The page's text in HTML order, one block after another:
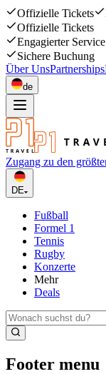
Offizielle Tickets
Offizielle Tickets
Engagierter Service
Sichere Buchung
Über UnsPartnerships
de
Zugang zu den
DE
Fußball
Formel 1
Tennis
Rugby
Konzerte
Mehr
Deals
Footer menu